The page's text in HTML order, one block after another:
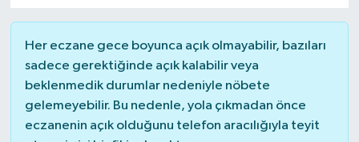
Her eczane gece boyunca açık olmayabilir, bazıları
sadece gerektiğinde açık kalabilir veya
beklenmedik durumlar nedeniyle nöbete
gelemeyebilir. Bu nedenle, yola çıkmadan önce
eczanenin açık olduğunu telefon aracılığıyla teyit